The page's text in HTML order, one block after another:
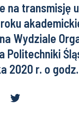
na transmisję
Wydziale
Politechniki
2020 r. o godz.